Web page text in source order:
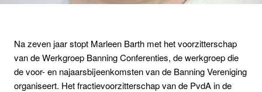
Na zeven jaar stopt Marleen Barth met het voorzitterschap
van de Werkgroep Banning Conferenties, de werkgroep die
de voor- en najaarsbijeenkomsten van de Banning Vereniging
organiseert. Het fractievoorzitterschap van de PvdA in de